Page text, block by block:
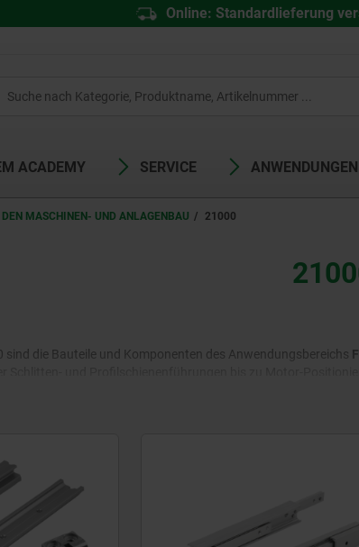
Online: Standardlieferung
ACADEMY SERVICE ANWENDUNGEN
MASCHINEN- UND ANLAGENBAU 21000
sind die Bauteile und Komponenten des Anwendungsbereichs
Linearrollenführungen, Doppelrohr-Lineareinheiten und